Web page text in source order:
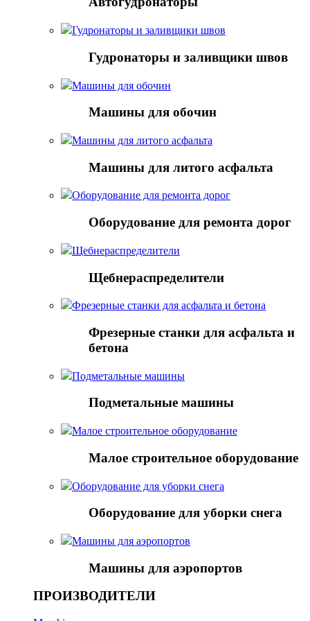
Гудронаторы и заливщики швов
Гудронаторы и заливщики швов
Машины для обочин
Машины для обочин
Машины для литого асфальта
Машины для литого асфальта
Оборудование для ремонта дорог
Оборудование для ремонта дорог
Щебнераспределители
Щебнераспределители
Фрезерные станки для асфальта и бетона
Фрезерные станки для асфальта и
бетона
Подметальные машины
Подметальные машины
Малое строительное оборудование
Малое строительное оборудование
Оборудование для уборки снега
Оборудование для уборки снега
Mашины для аэропортов
Mашины для аэропортов
ПРОИЗВОДИТЕЛИ